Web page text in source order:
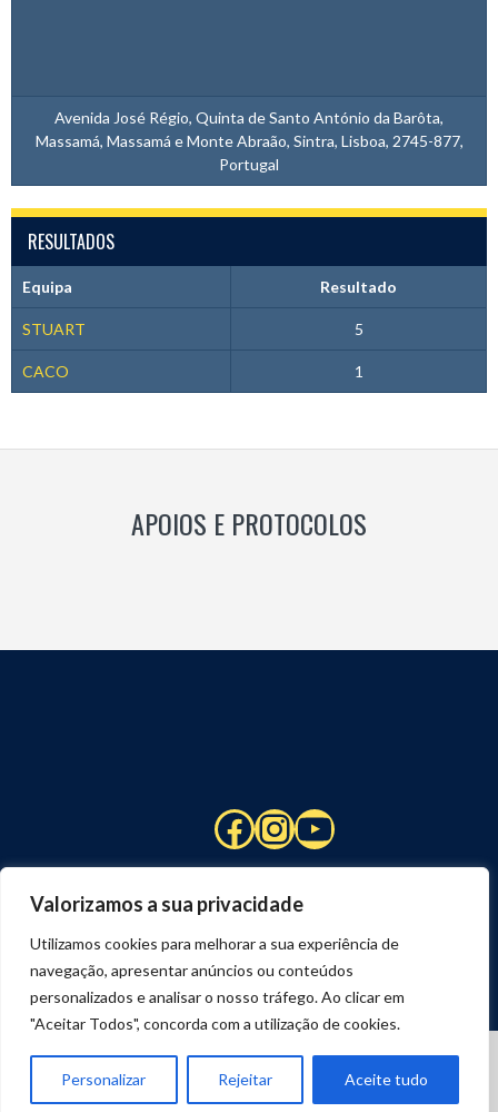
Valorizamos a sua privacidade
Utilizamos cookies para melhorar a sua experiência de
navegação, apresentar anúncios ou conteúdos
personalizados e analisar o nosso tráfego. Ao clicar em
"Aceitar Todos", concorda com a utilização de cookies.
Personalizar Rejeitar Aceite tudo
Avenida José Régio, Quinta de Santo António da Barôta,
Massamá, Massamá e Monte Abraão, Sintra, Lisboa, 2745-877,
Portugal
RESULTADOS
Equipa Resultado
STUART 5
CACO 1
APOIOS E PROTOCOLOS
Facebook
Instagram
YouTube
DESENVOLVIDO POR
JOSEXAVIER.COM